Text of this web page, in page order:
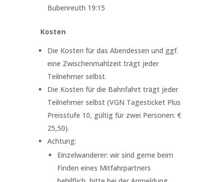
Bubenreuth 19:15
Kosten
Die Kosten für das Abendessen und ggf.
eine Zwischenmahlzeit trägt jeder
Teilnehmer selbst.
Die Kosten für die Bahnfahrt trägt jeder
Teilnehmer selbst (VGN Tagesticket Plus
Preisstufe 10, gültig für zwei Personen: €
25,50).
Achtung:
Einzelwanderer: wir sind gerne beim
Finden eines Mitfahrpartners